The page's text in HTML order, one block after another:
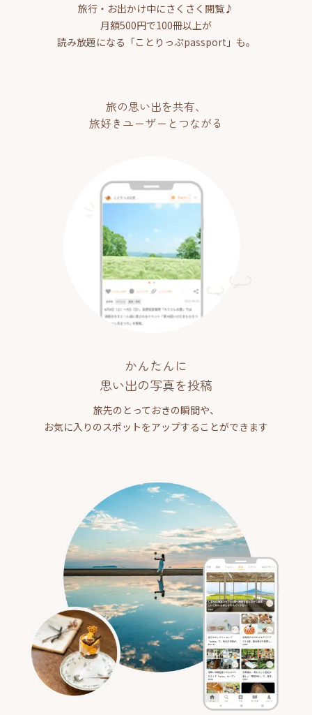
旅行・お出かけ中にさくさく閲覧♪
月額500円で100冊以上が
読み放題になる「ことりっぷpassport」も。
旅の思い出を共有、
旅好きユーザーとつながる
かんたんに
思い出の写真を投稿
旅先のとっておきの瞬間や、
お気に入りのスポットをアップすることができます